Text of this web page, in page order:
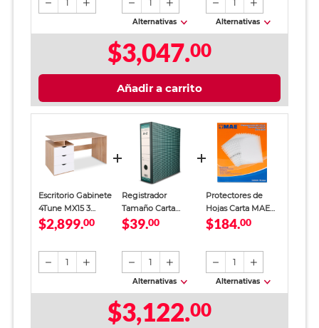
1 1
Alternativas
1
Alternativas
$3,047.00
Añadir a carrito
Escritorio Gabinete
4Tune MX15 3
cajones MDF
Natural
$2,899.00
1
Registrador
Tamaño Carta
Office Depot
$39.00
1
Alternativas
Protectores de
Hojas Carta MAE
Transparente 100
$184.00
1
Alternativas
$3,122.00